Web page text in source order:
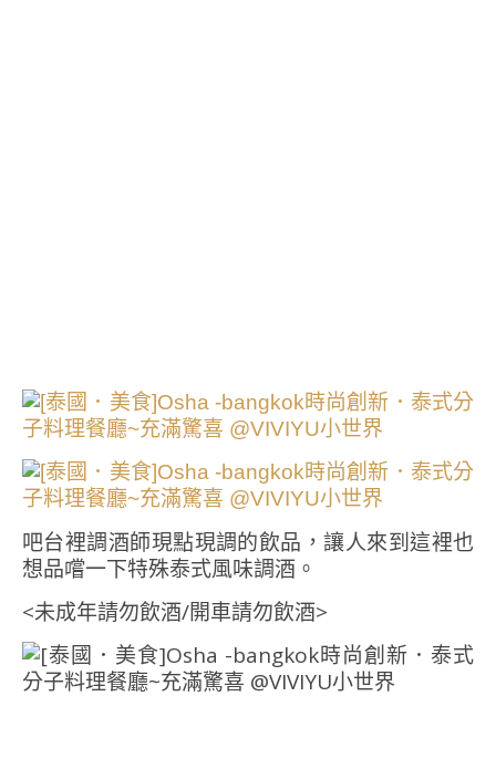
吧台裡調酒師現點現調的飲品，讓人來到這裡也
想品嚐一下特殊泰式風味調酒。
<未成年請勿飲酒/開車請勿飲酒>